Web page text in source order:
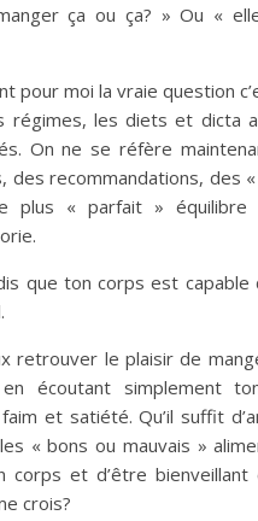
ça ou ça? » Ou «
pour moi la vraie question
régimes, les diets et dicta
On ne se réfère
des recommandations, des
plus « parfait » équilibre
que ton corps est
retrouver le plaisir de
écoutant simplement
et satiété. Qu’il suffit
« bons ou mauvais »
corps et d’être bienveillant
crois?